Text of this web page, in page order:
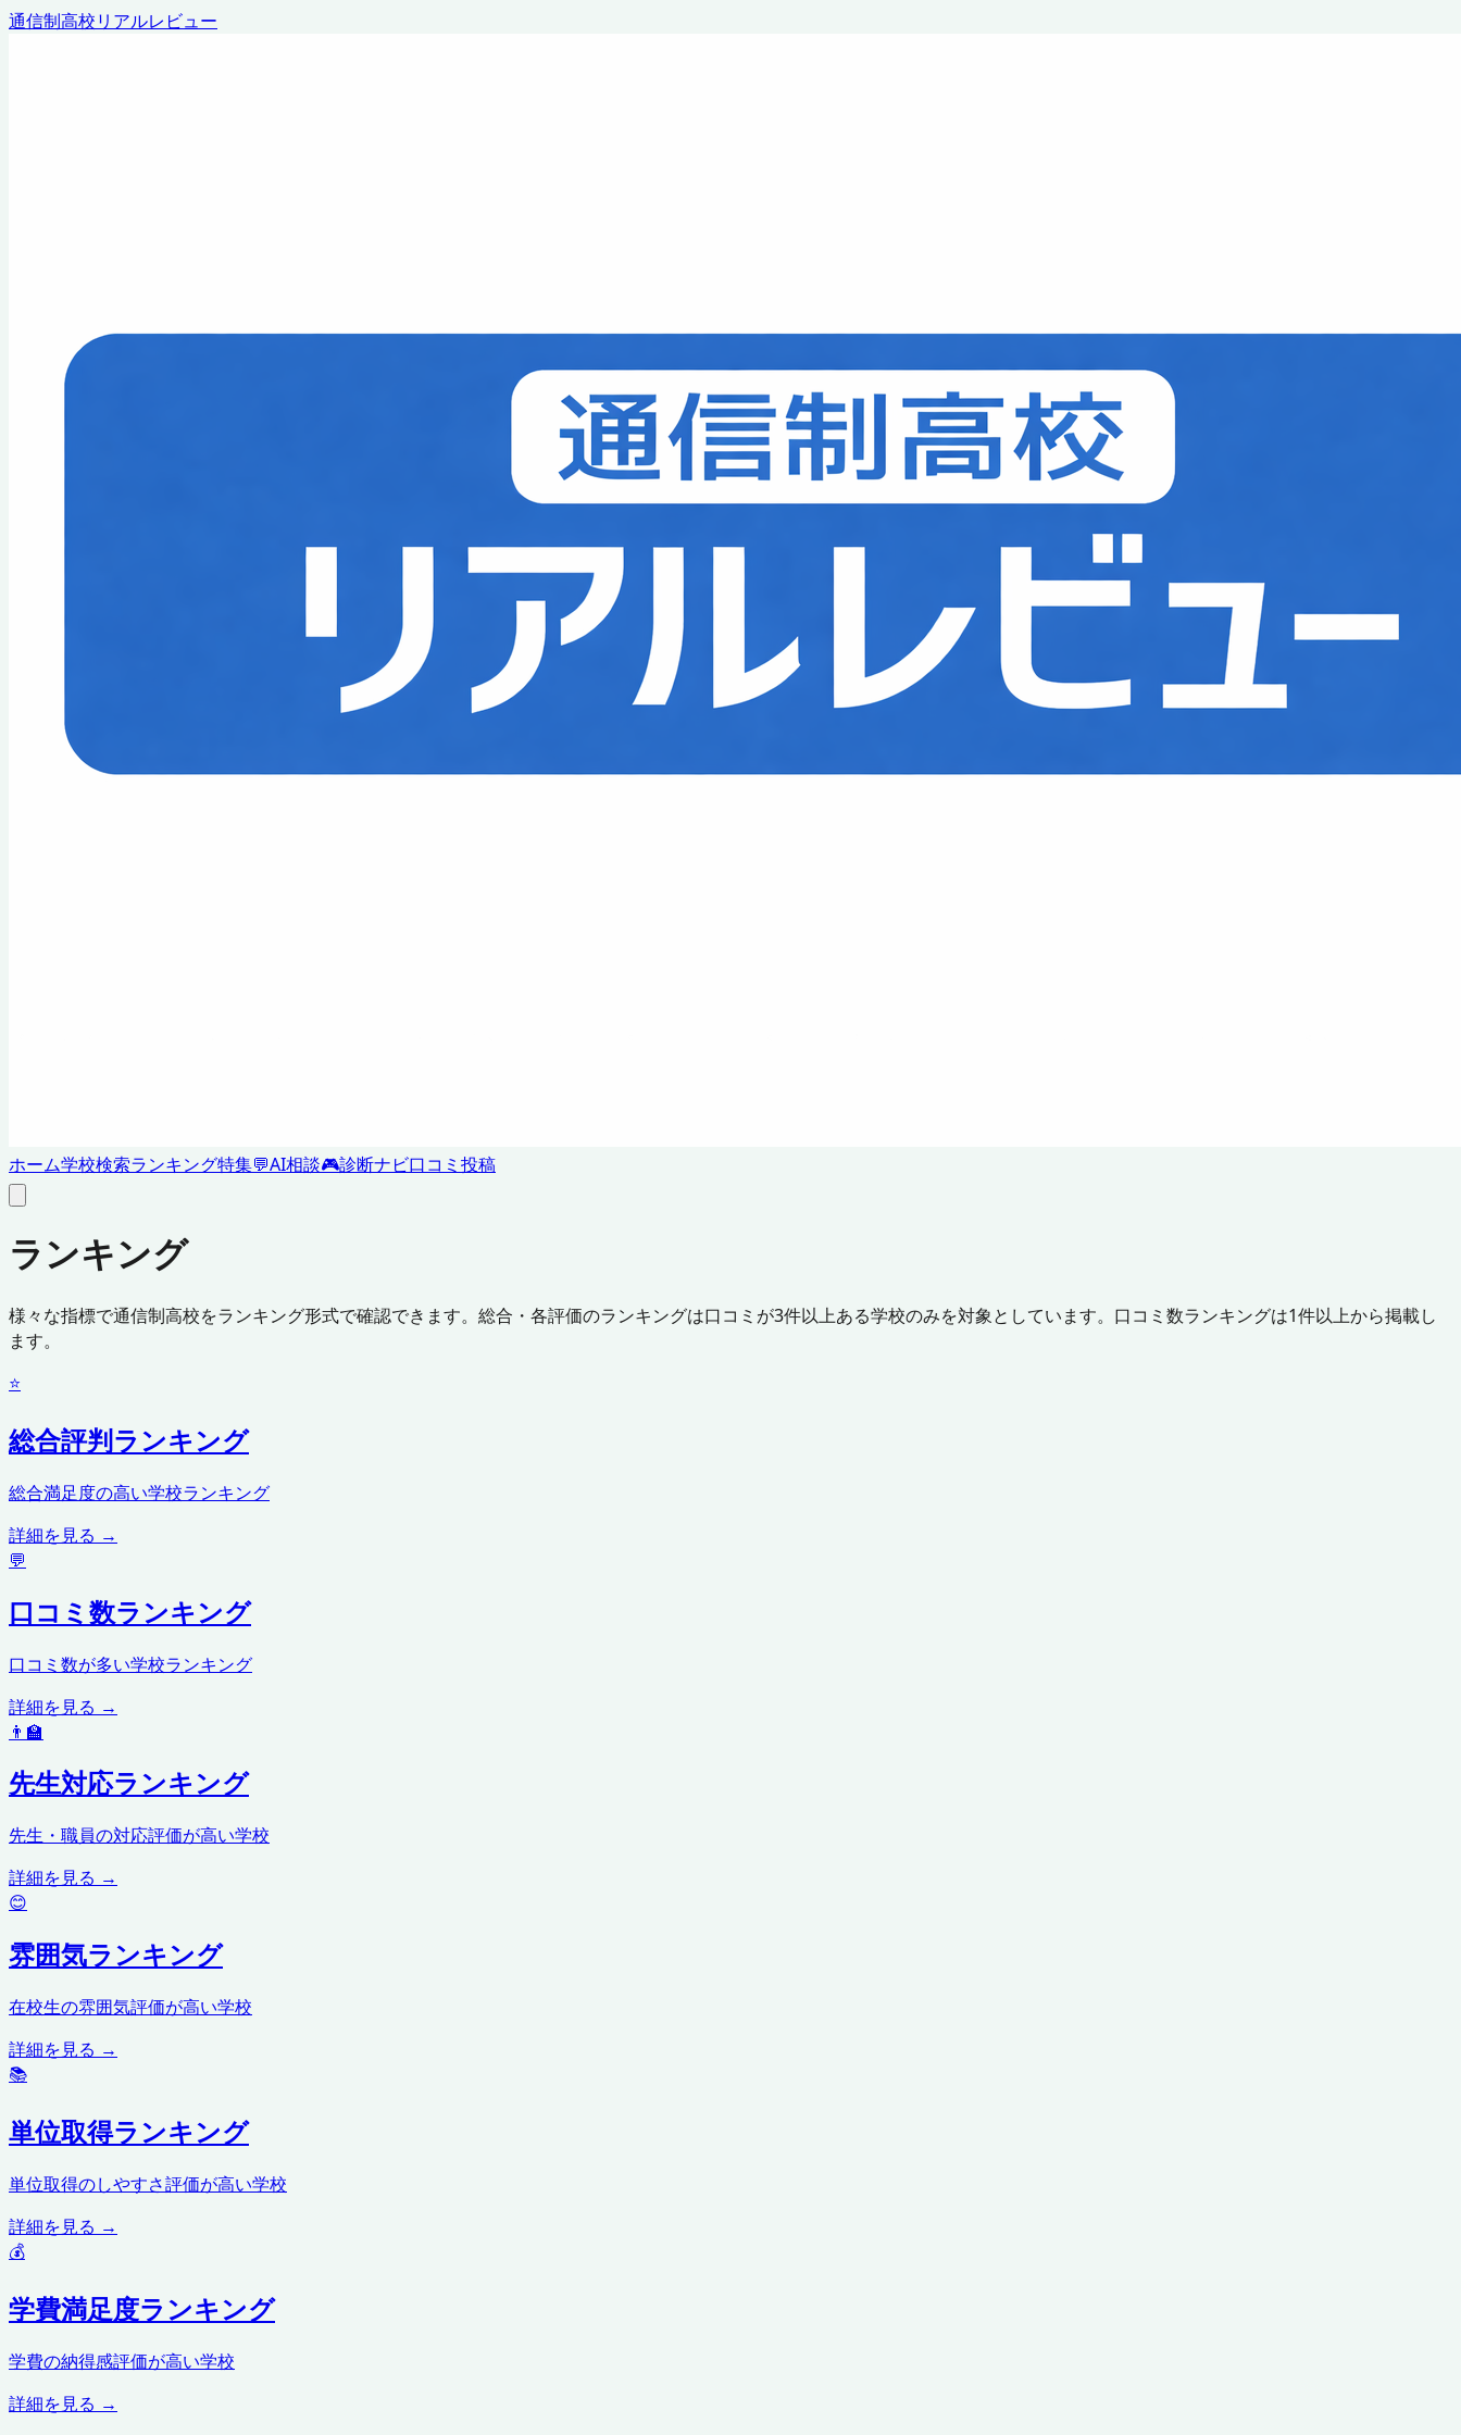
通信制高校リアルレビュー
ホーム学校検索ランキング特集💬AI相談🎮診断ナビ口コミ投稿
ランキング
様々な指標で通信制高校をランキング形式で確認できます。 総合・各評価のランキングは口コミが3件以上ある学校のみを対象としています。口コミ数ランキングは1件以上から掲載し
ます。
⭐
総合評判ランキング
総合満足度の高い学校ランキング
詳細を見る →
💬
口コミ数ランキング
口コミ数が多い学校ランキング
詳細を見る →
👨‍🏫
先生対応ランキング
先生・職員の対応評価が高い学校
詳細を見る →
😊
雰囲気ランキング
在校生の雰囲気評価が高い学校
詳細を見る →
📚
単位取得ランキング
単位取得のしやすさ評価が高い学校
詳細を見る →
💰
学費満足度ランキング
学費の納得感評価が高い学校
詳細を見る →